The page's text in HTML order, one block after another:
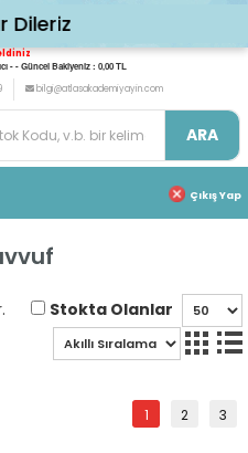
- - Güncel Bakiyeniz : 0,00 TL
bilgi@atlasakademiyayin.com
ARA
Çıkış Yap
Stokta Olanlar
1 2 3